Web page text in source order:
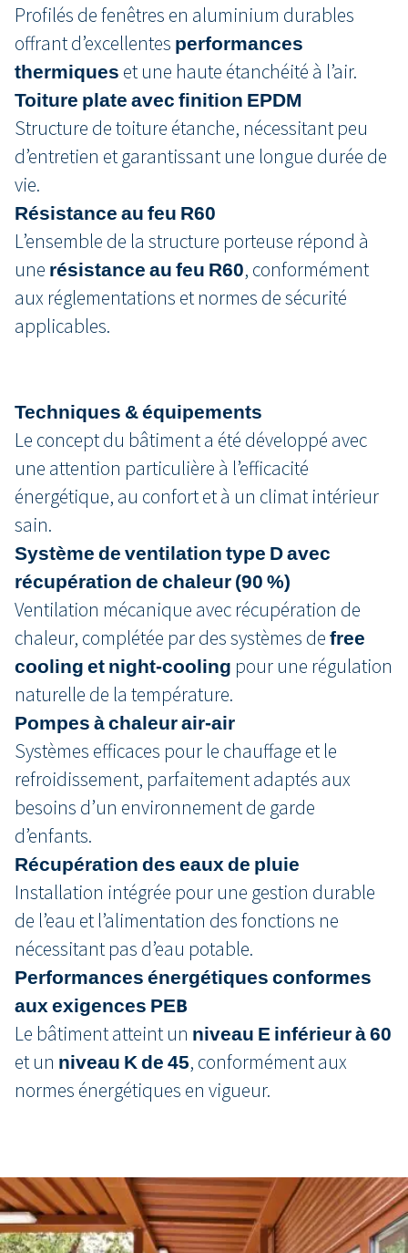
Profilés de fenêtres en aluminium durables
offrant d’excellentes performances
thermiques et une haute étanchéité à l’air.
Toiture plate avec finition EPDM
Structure de toiture étanche, nécessitant peu
d’entretien et garantissant une longue durée de
vie.
Résistance au feu R60
L’ensemble de la structure porteuse répond à
une résistance au feu R60, conformément
aux réglementations et normes de sécurité
applicables.
Techniques & équipements
Le concept du bâtiment a été développé avec
une attention particulière à l’efficacité
énergétique, au confort et à un climat intérieur
sain.
Système de ventilation type D avec
récupération de chaleur (90 %)
Ventilation mécanique avec récupération de
chaleur, complétée par des systèmes defree
cooling et night‑cooling pour une régulation
naturelle de la température.
Pompes à chaleur air‑air
Systèmes efficaces pour le chauffage et le
refroidissement, parfaitement adaptés aux
besoins d’un environnement de garde
d’enfants.
Récupération des eaux de pluie
Installation intégrée pour une gestion durable
de l’eau et l’alimentation des fonctions ne
nécessitant pas d’eau potable.
Performances énergétiques conformes
aux exigences PEB
Le bâtiment atteint un niveau E inférieur à 60
et un niveau K de 45, conformément aux
normes énergétiques en vigueur.